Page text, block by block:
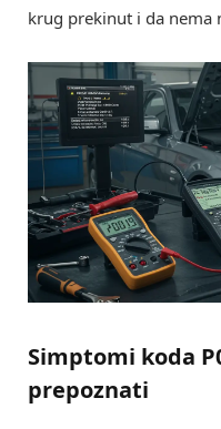
krug prekinut i da nema
Simptomi koda
prepoznati